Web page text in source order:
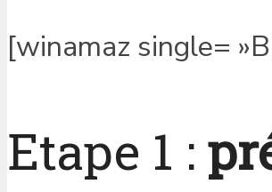
[winamaz single=
Etape 1 :